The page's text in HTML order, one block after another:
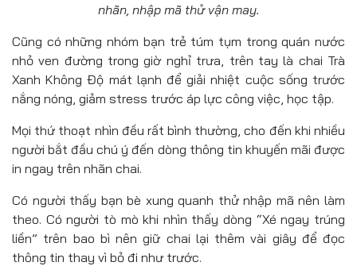
nhãn, nhập mã thử vận may.
Cũng có những nhóm bạn trẻ túm tụm trong quán nước
nhỏ ven đường trong giờ nghỉ trưa, trên tay là chai Trà
Xanh Không Độ mát lạnh để giải nhiệt cuộc sống trước
nắng nóng, giảm stress trước áp lực công việc, học tập.
Mọi thứ thoạt nhìn đều rất bình thường, cho đến khi nhiều
người bắt đầu chú ý đến dòng thông tin khuyến mãi được
in ngay trên nhãn chai.
Có người thấy bạn bè xung quanh thử nhập mã nên làm
theo. Có người tò mò khi nhìn thấy dòng “Xé ngay trúng
liền” trên bao bì nên giữ chai lại thêm vài giây để đọc
thông tin thay vì bỏ đi như trước.